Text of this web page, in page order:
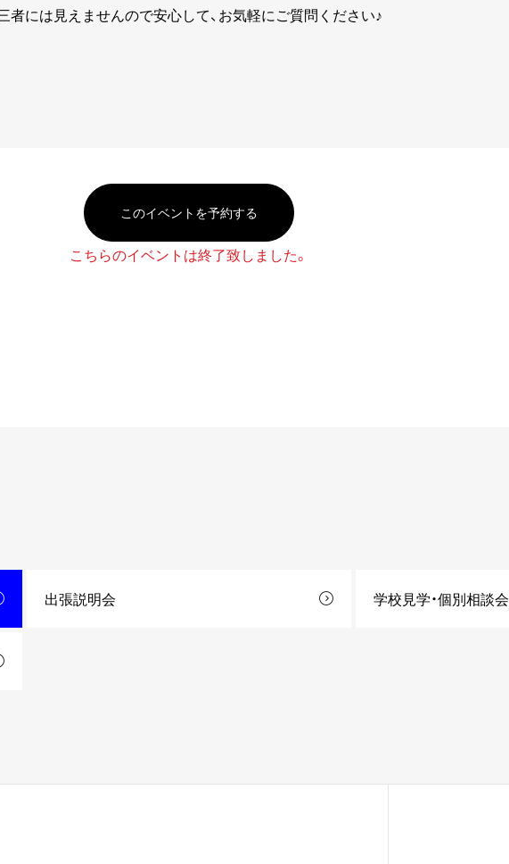
者には見えませんので安心して、お気軽にご質問ください♪
このイベントを予約する
こちらのイベントは終了致しました。
出張説明会 学校見学・個別相談会